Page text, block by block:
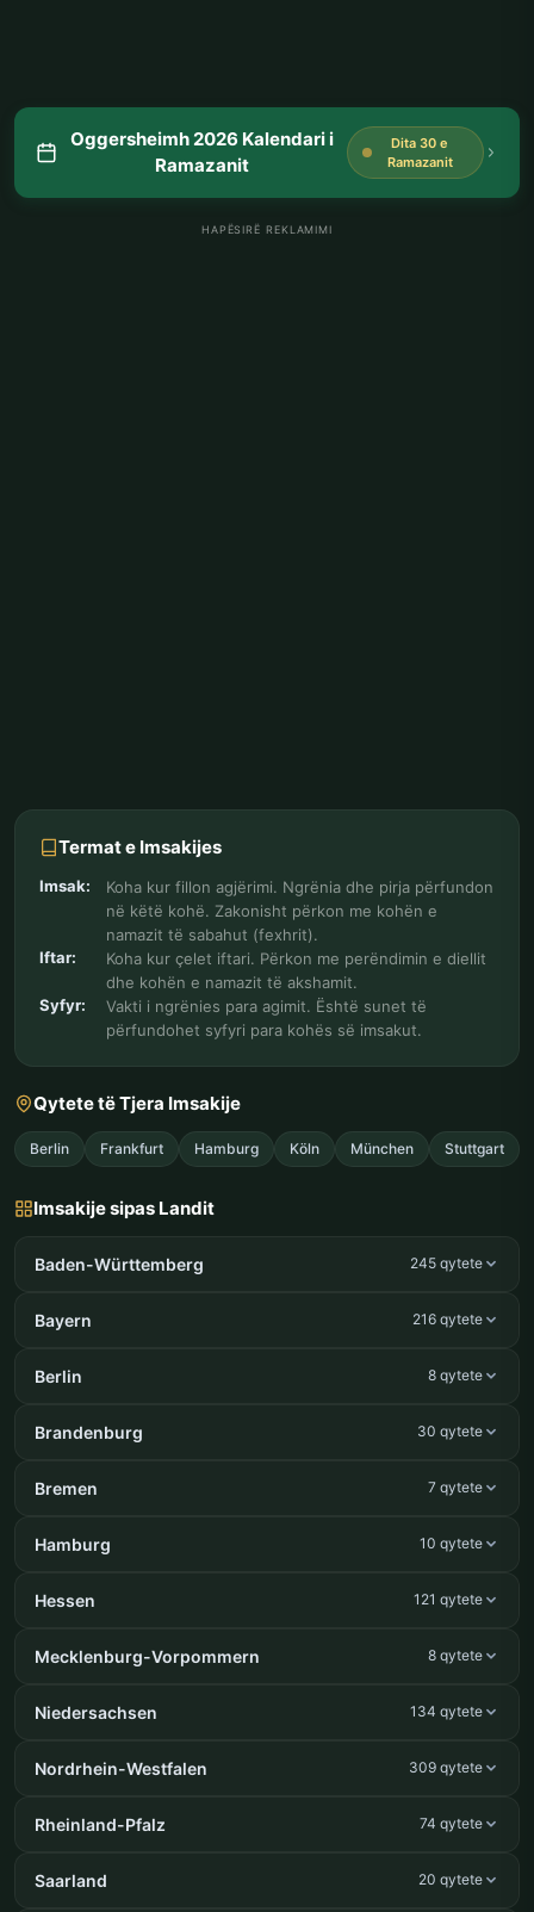
Oggersheimh 2026 Kalendari i
Ramazanit
Dita 30 e
Ramazanit
HAPËSIRË REKLAMIMI
Termat e Imsakijes
Imsak:
Koha kur fillon agjërimi. Ngrënia dhe pirja përfundon
në këtë kohë. Zakonisht përkon me kohën e
namazit të sabahut (fexhrit).
Iftar:
Koha kur çelet iftari. Përkon me perëndimin e diellit
dhe kohën e namazit të akshamit.
Syfyr:
Vakti i ngrënies para agimit. Është sunet të
përfundohet syfyri para kohës së imsakut.
Qytete të Tjera Imsakije
Berlin Frankfurt Hamburg Köln München Stuttgart
Imsakije sipas Landit
Baden-Württemberg 245 qytete
Bayern 216 qytete
Berlin 8 qytete
Brandenburg 30 qytete
Bremen 7 qytete
Hamburg 10 qytete
Hessen 121 qytete
Mecklenburg-Vorpommern 8 qytete
Niedersachsen 134 qytete
Nordrhein-Westfalen 309 qytete
Rheinland-Pfalz 74 qytete
Saarland 20 qytete